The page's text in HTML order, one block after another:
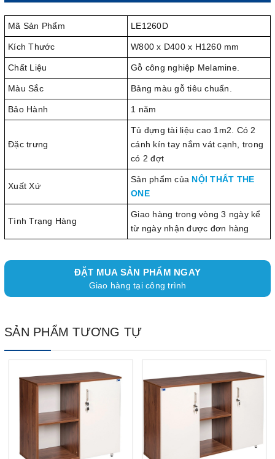
Mã Sản Phẩm LE1260D
Kích Thước W800 x D400 x H1260 mm
Chất Liệu Gỗ công nghiệp Melamine.
Màu Sắc Bảng màu gỗ tiêu chuẩn.
Bảo Hành 1 năm
Đặc trưng
Tủ đựng tài liệu cao 1m2. Có 2
cánh kín tay nắm vát cạnh, trong
có 2 đợt
Xuất Xứ
Sản phẩm của NỘI THẤT THE
ONE
Tình Trạng Hàng
Giao hàng trong vòng 3 ngày kể
từ ngày nhận được đơn hàng
ĐẶT MUA SẢN PHẨM NGAY
Giao hàng tại công trình
SẢN PHẨM TƯƠNG TỰ